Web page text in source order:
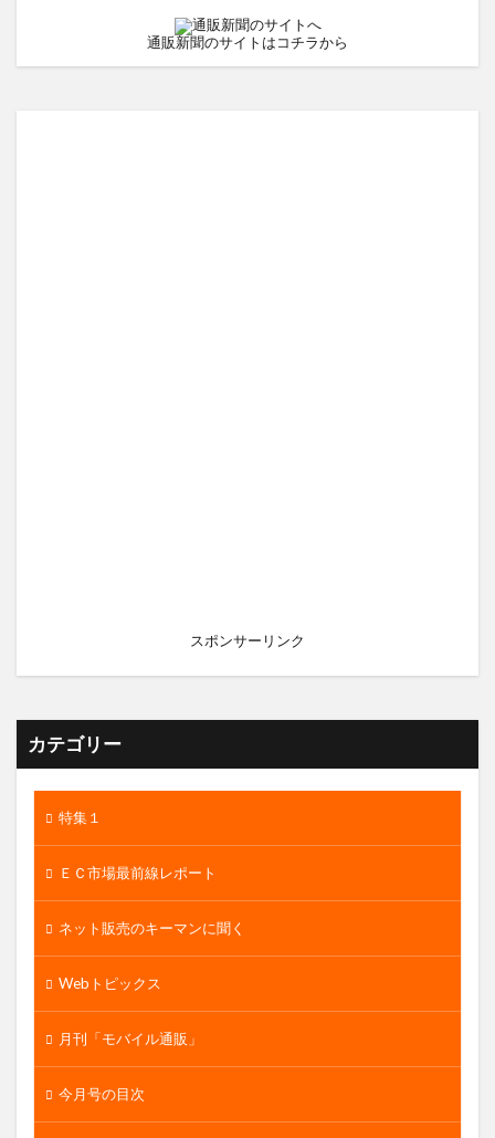
通販新聞のサイトはコチラから
スポンサーリンク
カテゴリー
特集１
ＥＣ市場最前線レポート
ネット販売のキーマンに聞く
Webトピックス
月刊「モバイル通販」
今月号の目次